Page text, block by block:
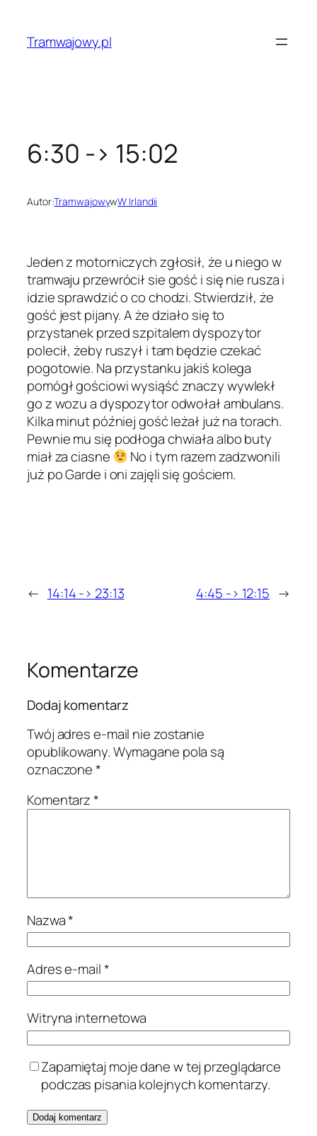
treściTramwajowy.pl
6:30 -> 15:02
Autor:TramwajowywW Irlandii
Jeden z motorniczych zgłosił, że u niego w
tramwaju przewrócił sie gość i się nie rusza i
idzie sprawdzić o co chodzi. Stwierdził, że
gość jest pijany. A że działo się to
przystanek przed szpitalem dyspozytor
polecił, żeby ruszył i tam będzie czekać
pogotowie. Na przystanku jakiś kolega
pomógł gościowi wysiąść znaczy wywlekł
go z wozu a dyspozytor odwołał ambulans.
Kilka minut później gość leżał już na torach.
Pewnie mu się podłoga chwiała albo buty
miał za ciasne
No i tym razem zadzwonili
już po Garde i oni zajęli się gościem.
← 14:14 -> 23:13 4:45 -> 12:15 →
Komentarze
Dodaj komentarz
Twój adres e-mail nie zostanie
opublikowany.Wymagane pola są
oznaczone*
Komentarz*
Nazwa*
Adres e-mail*
Witryna internetowa
Zapamiętaj moje dane w tej przeglądarce
podczas pisania kolejnych komentarzy.